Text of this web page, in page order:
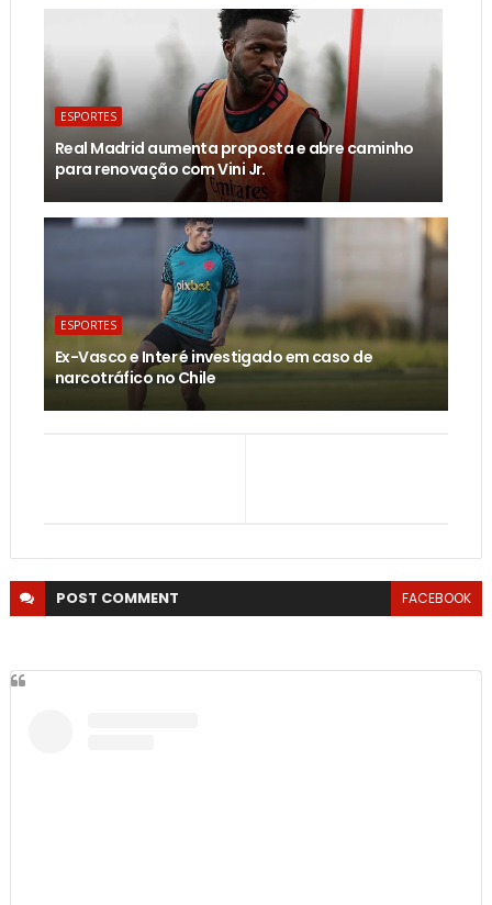
ESPORTES
Real Madrid aumenta proposta e abre caminho
para renovação com Vini Jr.
ESPORTES
Ex-Vasco e Inter é investigado em caso de
narcotráfico no Chile
POST COMMENT FACEBOOK